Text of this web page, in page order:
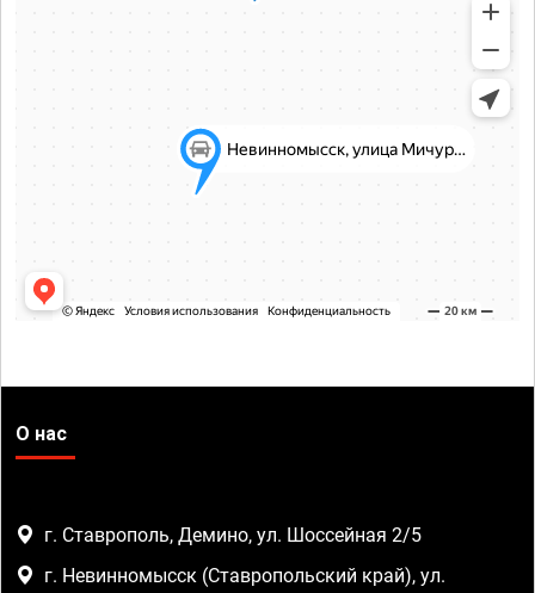
О нас
г. Ставрополь, Демино, ул. Шоссейная 2/5
г. Невинномысск (Ставропольский край), ул.